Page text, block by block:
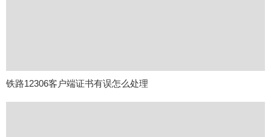
铁路12306客户端证书有误怎么处理